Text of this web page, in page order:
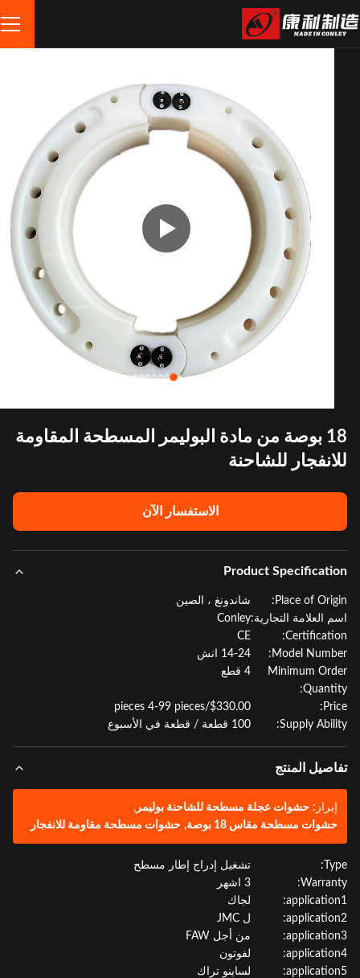
18 بوصة من مادة البوليمر المسطحة المقاومة
للشاحنة
الاستفسار الآن
Product
Place of
شاندونغ ، الصين
العلامة التجارية:Conley
Model
14-24 انش
Minimum
4 قطع
$330.00/pieces 4-99 pieces
Supply
المنتج
حشوات عجلة مسطحة للشاحنة بوليمر,
مسطحة مقاس 18 بوصة
,حشوات مسطحة مقاومة للانفجار
تشغيل إدراج إطار مسطح
من أجل FAW
لفوتون
لساينو تراك